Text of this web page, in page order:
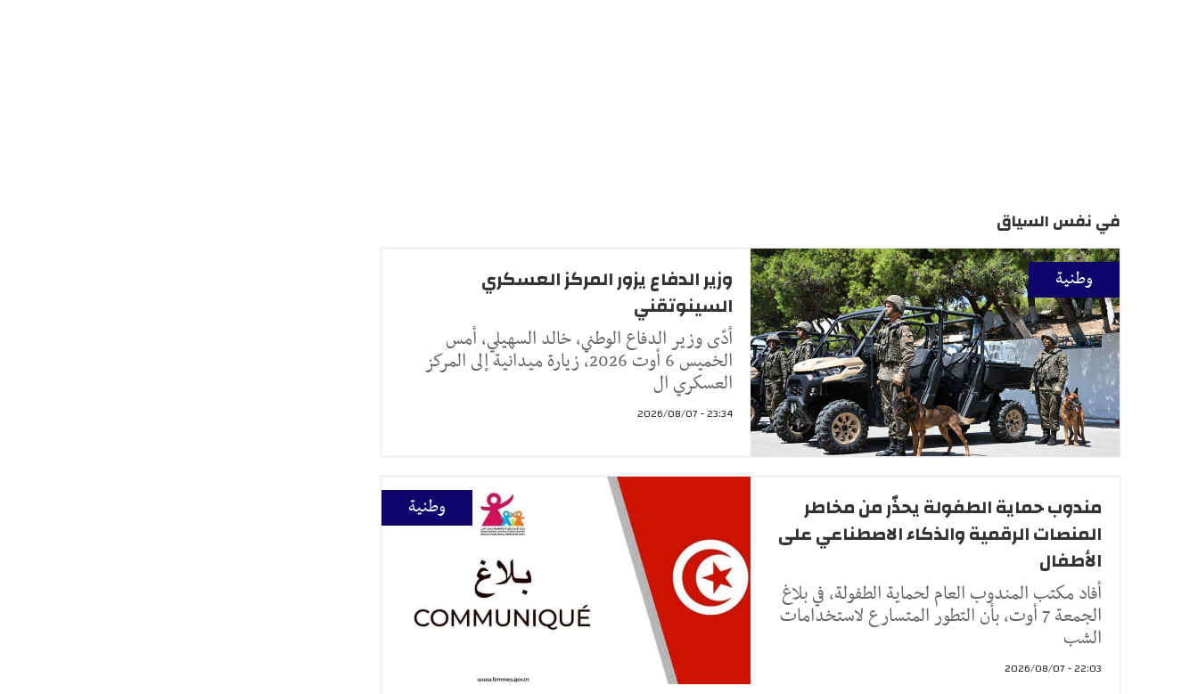
في نفس السياق
وطنية
وزير الدفاع يزور المركز العسكري
السينوتقني
أدّى وزير الدفاع الوطني، خالد السهيلي، أمس
الخميس 6 أوت 2026، زيارة ميدانية إلى المركز
العسكري ال
23:34 - 2026/08/07
وطنية
مندوب حماية الطفولة يحذّر من مخاطر
المنصات الرقمية والذكاء الاصطناعي على
الأطفال
أفاد مكتب المندوب العام لحماية الطفولة، في بلاغ
الجمعة 7 أوت، بأن التطور المتسارع لاستخدامات
الشب
22:03 - 2026/08/07